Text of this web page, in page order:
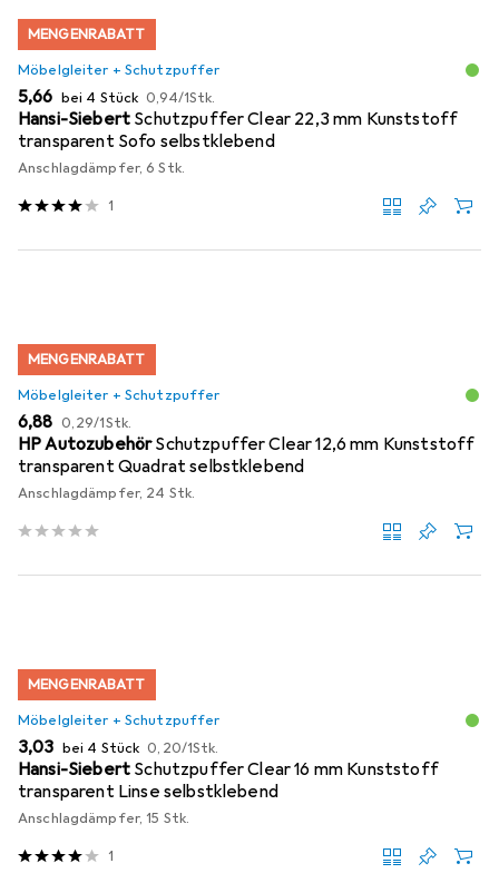
MENGENRABATT
Möbelgleiter + Schutzpuffer
EUR
5,66 bei 4 Stück EUR
0,94/1Stk.
Hansi-Siebert Schutzpuffer Clear 22,3 mm Kunststoff
transparent Sofo selbstklebend
Anschlagdämpfer, 6 Stk.
1
MENGENRABATT
Möbelgleiter + Schutzpuffer
EUR
6,88 EUR
0,29/1Stk.
HP AutozubehörSchutzpuffer Clear 12,6 mm Kunststoff
transparent Quadrat selbstklebend
Anschlagdämpfer, 24 Stk.
MENGENRABATT
Möbelgleiter + Schutzpuffer
EUR
3,03 bei 4 Stück EUR
0,20/1Stk.
Hansi-Siebert Schutzpuffer Clear 16 mm Kunststoff
transparent Linse selbstklebend
Anschlagdämpfer, 15 Stk.
1